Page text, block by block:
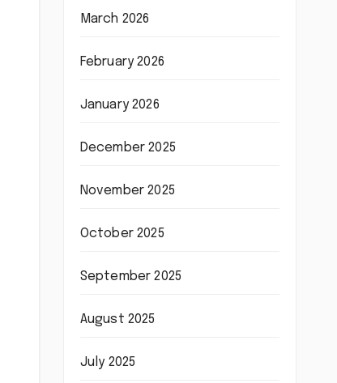
March 2026
February 2026
January 2026
December 2025
November 2025
October 2025
September 2025
August 2025
July 2025